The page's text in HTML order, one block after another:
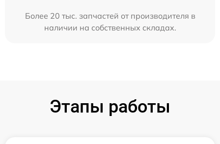
Более 20 тыс. запчастей от производителя в
наличии на собственных складах.
Этапы работы